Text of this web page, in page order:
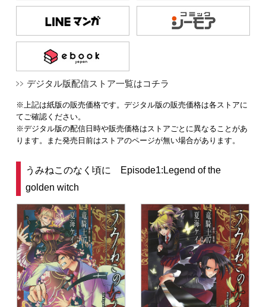
デジタル版配信ストア一覧はコチラ
※上記は紙版の販売価格です。デジタル版の販売価格は各ストアに
てご確認ください。
※デジタル版の配信日時や販売価格はストアごとに異なることがあ
ります。また発売日前はストアのページが無い場合があります。
うみねこのなく頃に Episode1:Legend of the
golden witch